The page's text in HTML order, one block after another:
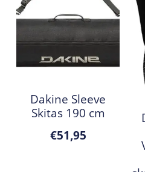
Dakine Sleeve
Skitas 190 cm
€51,95